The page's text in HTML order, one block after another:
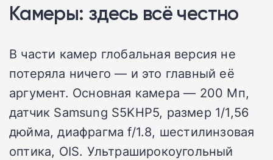
Камеры: здесь всё честно
В части камер глобальная версия не
потеряла ничего — и это главный её
аргумент. Основная камера — 200 Мп,
датчик Samsung S5KHP5, размер 1/1,56
дюйма, диафрагма f/1.8, шестилинзовая
оптика, OIS. Ультраширокоугольный